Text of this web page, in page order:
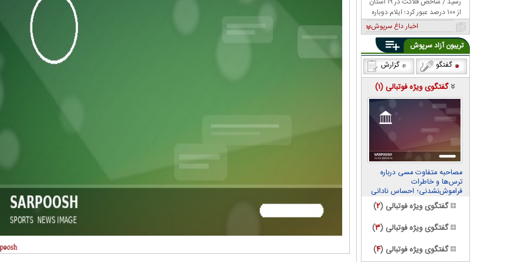
از ۱۰۰ درصد عبور کرد؛ ایلام دوباره
صدرنشین شد اخبار داغ سرپوش
تریبون آزاد سرپوش
گفتگو
گزارش
گفتگوی ویژه فوتبالی (۱)
مصاحبه متفاوت مسی درباره
ترس‌ها و خاطرات
فراموش‌نشدنی؛ احساس نادانی
می‌کنمگفتگوی ویژه فوتبالی (۲)
گفتگوی ویژه فوتبالی (۳)
گفتگوی ویژه فوتبالی (۴)